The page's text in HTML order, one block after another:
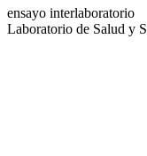
ensayo interlaboratorio
Laboratorio de Salud y